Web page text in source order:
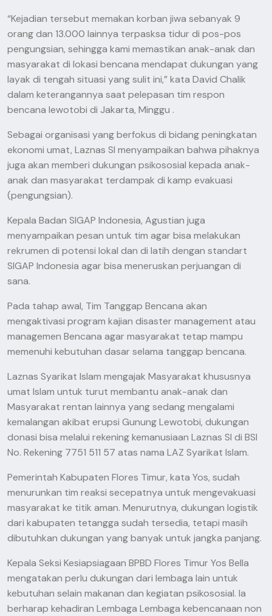
“Kejadian tersebut memakan korban jiwa sebanyak 9
orang dan 13.000 lainnya terpasksa tidur di pos-pos
pengungsian, sehingga kami memastikan anak-anak dan
masyarakat di lokasi bencana mendapat dukungan yang
layak di tengah situasi yang sulit ini,” kata David Chalik
dalam keterangannya saat pelepasan tim respon
bencana lewotobi di Jakarta, Minggu .
Sebagai organisasi yang berfokus di bidang peningkatan
ekonomi umat, Laznas SI menyampaikan bahwa pihaknya
juga akan memberi dukungan psikososial kepada anak-
anak dan masyarakat terdampak di kamp evakuasi
(pengungsian).
Kepala Badan SIGAP Indonesia, Agustian juga
menyampaikan pesan untuk tim agar bisa melakukan
rekrumen di potensi lokal dan di latih dengan standart
SIGAP Indonesia agar bisa meneruskan perjuangan di
sana.
Pada tahap awal, Tim Tanggap Bencana akan
mengaktivasi program kajian disaster management atau
managemen Bencana agar masyarakat tetap mampu
memenuhi kebutuhan dasar selama tanggap bencana.
Laznas Syarikat Islam mengajak Masyarakat khususnya
umat Islam untuk turut membantu anak-anak dan
Masyarakat rentan lainnya yang sedang mengalami
kemalangan akibat erupsi Gunung Lewotobi, dukungan
donasi bisa melalui rekening kemanusiaan Laznas SI di BSI
No. Rekening 7751 511 57 atas nama LAZ Syarikat Islam.
Pemerintah Kabupaten Flores Timur, kata Yos, sudah
menurunkan tim reaksi secepatnya untuk mengevakuasi
masyarakat ke titik aman. Menurutnya, dukungan logistik
dari kabupaten tetangga sudah tersedia, tetapi masih
dibutuhkan dukungan yang banyak untuk jangka panjang.
Kepala Seksi Kesiapsiagaan BPBD Flores Timur Yos Bella
mengatakan perlu dukungan dari lembaga lain untuk
kebutuhan selain makanan dan kegiatan psikososial. Ia
berharap kehadiran Lembaga Lembaga kebencanaan non